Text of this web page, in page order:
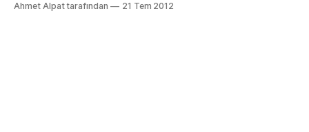
yazıda yapılmış bir projeyi veya nasıl yapıldığını
Ahmet Alpat tarafından 21 Tem 2012